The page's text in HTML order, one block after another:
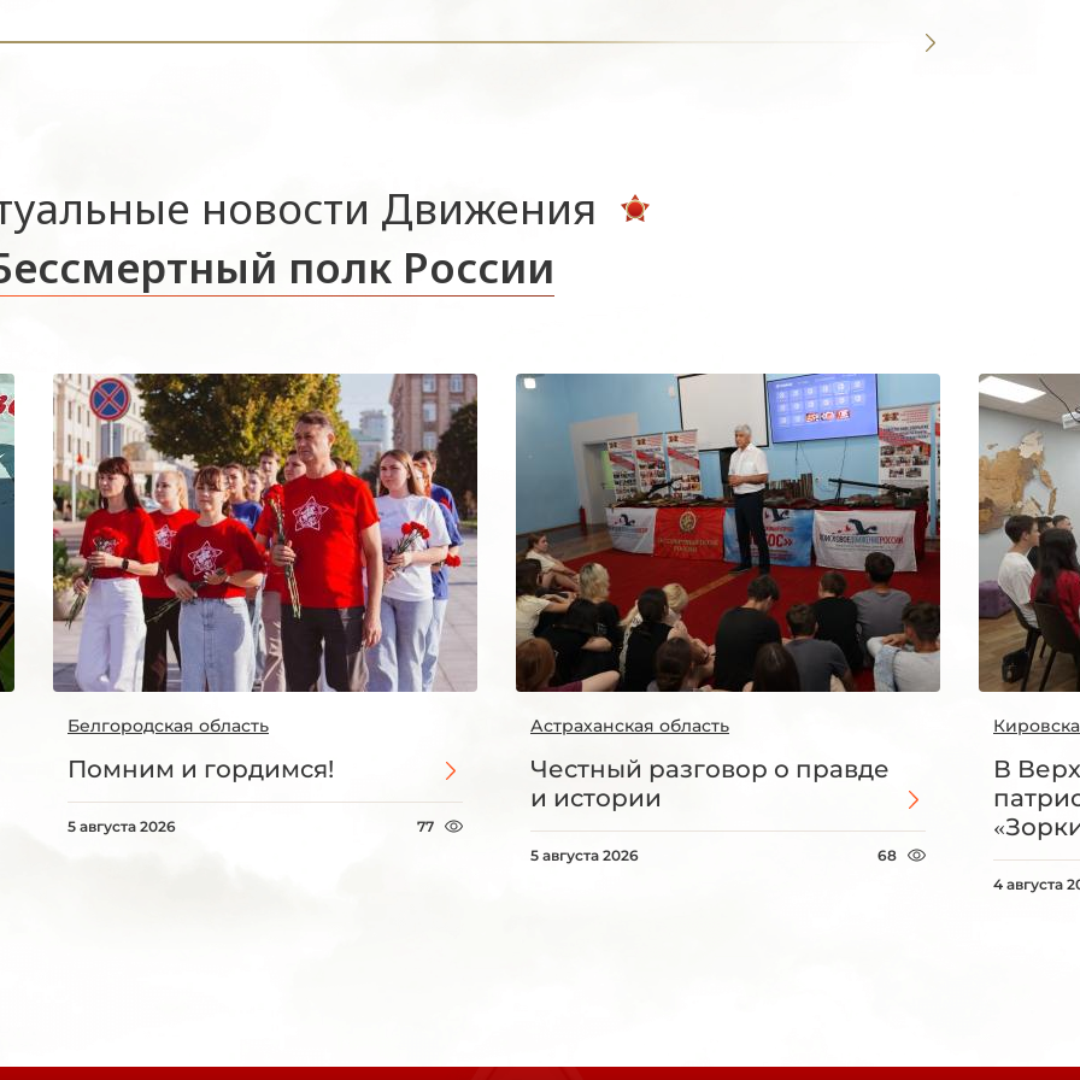
новости Движения
полк России
Белгородская область
Помним и гордимся!
5 августа 2026 77
Астраханская область
Честный разговор о правде
и истории
5 августа 2026 68
В
4 августа